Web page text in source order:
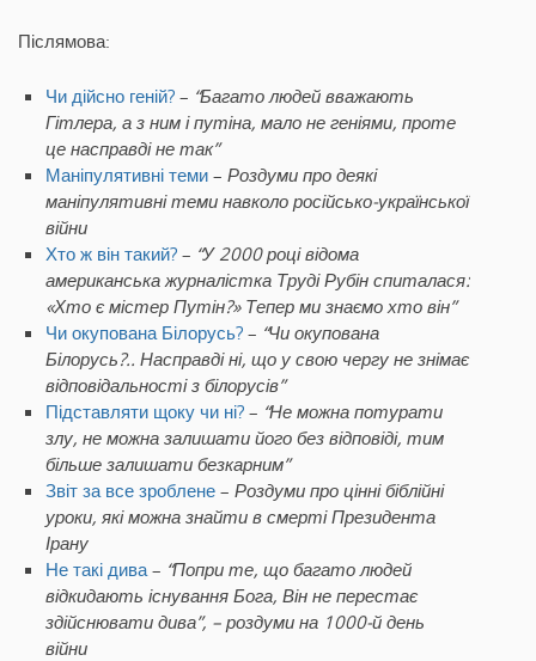
Післямова:
Чи дійсно геній?– “Багато людей вважають
Гітлера, а з ним і путіна, мало не геніями, проте
це насправді не так”
Маніпулятивні теми– Роздуми про деякі
маніпулятивні теми навколо російсько-української
війни
Хто ж він такий?– “У 2000 році відома
американська журналістка Труді Рубін спиталася:
«Хто є містер Путін?» Тепер ми знаємо хто він”
Чи окупована Білорусь?– “Чи окупована
Білорусь?.. Насправді ні, що у свою чергу не знімає
відповідальності з білорусів”
Підставляти щоку чи ні?– “Не можна потурати
злу, не можна залишати його без відповіді, тим
більше залишати безкарним”
Звіт за все зроблене– Роздуми про цінні біблійні
уроки, які можна знайти в смерті Президента
Ірану
Не такі дива– “Попри те, що багато людей
відкидають існування Бога, Він не перестає
здійснювати дива”, – роздуми на 1000-й день
війни